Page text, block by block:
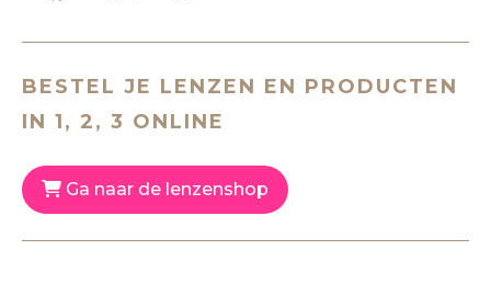
BESTEL JE LENZEN EN PRODUCTEN
IN 1, 2, 3 ONLINE
Ga naar de lenzenshop